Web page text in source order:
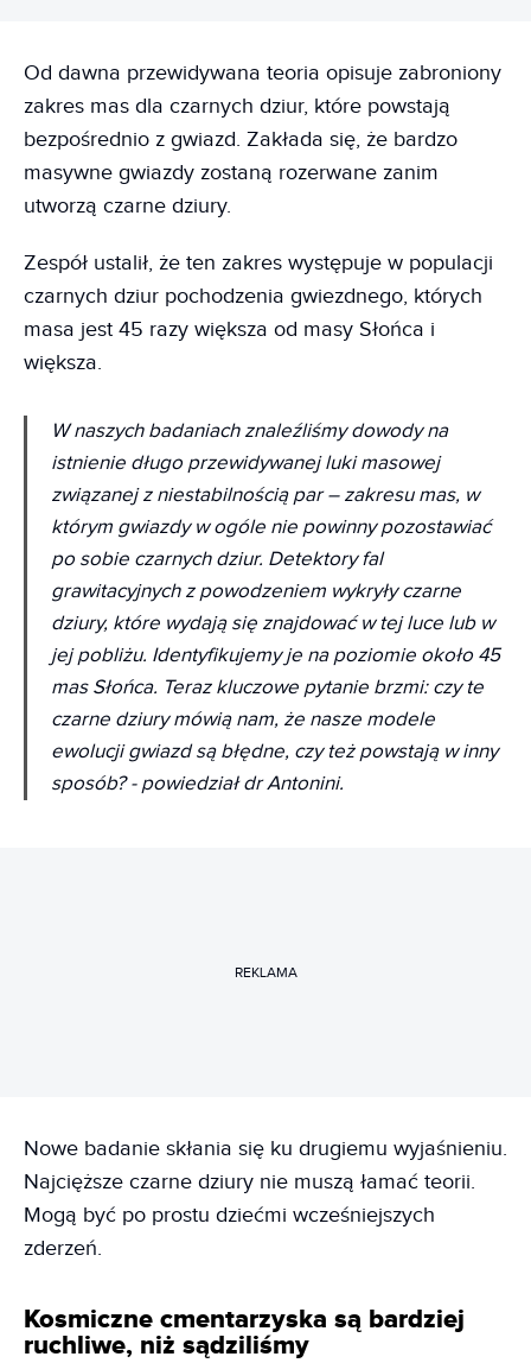
Od dawna przewidywana teoria opisuje zabroniony
zakres mas dla czarnych dziur, które powstają
bezpośrednio z gwiazd. Zakłada się, że bardzo
masywne gwiazdy zostaną rozerwane zanim
utworzą czarne dziury.
Zespół ustalił, że ten zakres występuje w populacji
czarnych dziur pochodzenia gwiezdnego, których
masa jest 45 razy większa od masy Słońca i
większa.
W naszych badaniach znaleźliśmy dowody na
istnienie długo przewidywanej luki masowej
związanej z niestabilnością par – zakresu mas, w
którym gwiazdy w ogóle nie powinny pozostawiać
po sobie czarnych dziur. Detektory fal
grawitacyjnych z powodzeniem wykryły czarne
dziury, które wydają się znajdować w tej luce lub w
jej pobliżu. Identyfikujemy je na poziomie około 45
mas Słońca. Teraz kluczowe pytanie brzmi: czy te
czarne dziury mówią nam, że nasze modele
ewolucji gwiazd są błędne, czy też powstają w inny
sposób? - powiedział dr Antonini.
REKLAMA
Nowe badanie skłania się ku drugiemu wyjaśnieniu.
Najcięższe czarne dziury nie muszą łamać teorii.
Mogą być po prostu dziećmi wcześniejszych
zderzeń.
Kosmiczne cmentarzyska są bardziej
ruchliwe, niż sądziliśmy